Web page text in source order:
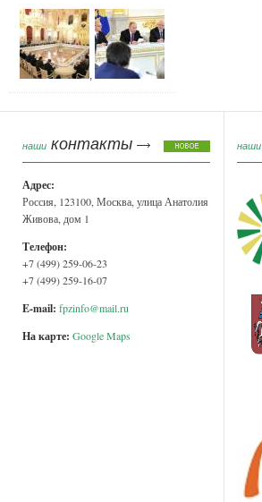
,
наши контакты
Адрес:
Россия, 123100, Москва, улица Анатолия
Живова, дом 1
Телефон:
+7 (499) 259-06-23
+7 (499) 259-16-07
E-mail: fpzinfo@mail.ru
На карте: Google Maps
наши